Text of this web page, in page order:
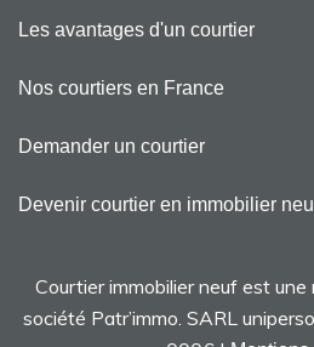
Les avantages d'un courtier
Nos courtiers en France
Demander un courtier
Devenir courtier en immobilier
Courtier immobilier neuf est
société Patr’immo. SARL